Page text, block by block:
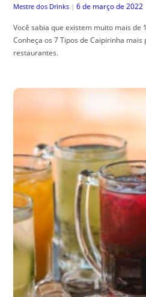
Mestre dos Drinks | 6 de março de 2022
Você sabia que existem muito mais de
Conheça os 7 Tipos de Caipirinha mais
restaurantes.